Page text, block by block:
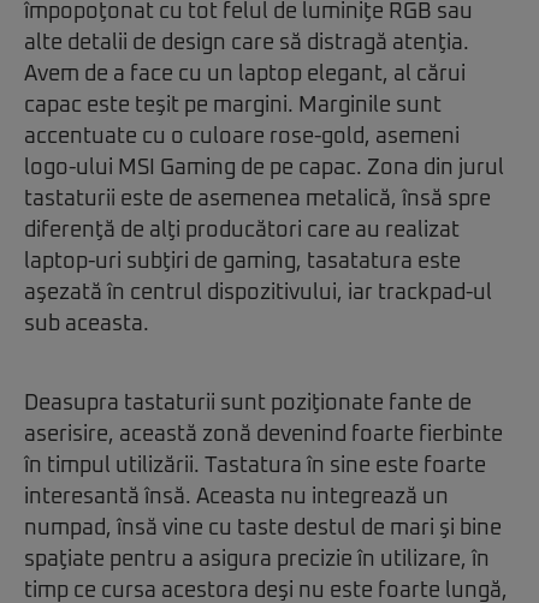
împopoţonat cu tot felul de luminiţe RGB sau
alte detalii de design care să distragă atenţia.
Avem de a face cu un laptop elegant, al cărui
capac este teşit pe margini. Marginile sunt
accentuate cu o culoare rose-gold, asemeni
logo-ului MSI Gaming de pe capac. Zona din jurul
tastaturii este de asemenea metalică, însă spre
diferenţă de alţi producători care au realizat
laptop-uri subţiri de gaming, tasatatura este
aşezată în centrul dispozitivului, iar trackpad-ul
sub aceasta.
Deasupra tastaturii sunt poziţionate fante de
aserisire, această zonă devenind foarte fierbinte
în timpul utilizării. Tastatura în sine este foarte
interesantă însă. Aceasta nu integrează un
numpad, însă vine cu taste destul de mari şi bine
spaţiate pentru a asigura precizie în utilizare, în
timp ce cursa acestora deşi nu este foarte lungă,